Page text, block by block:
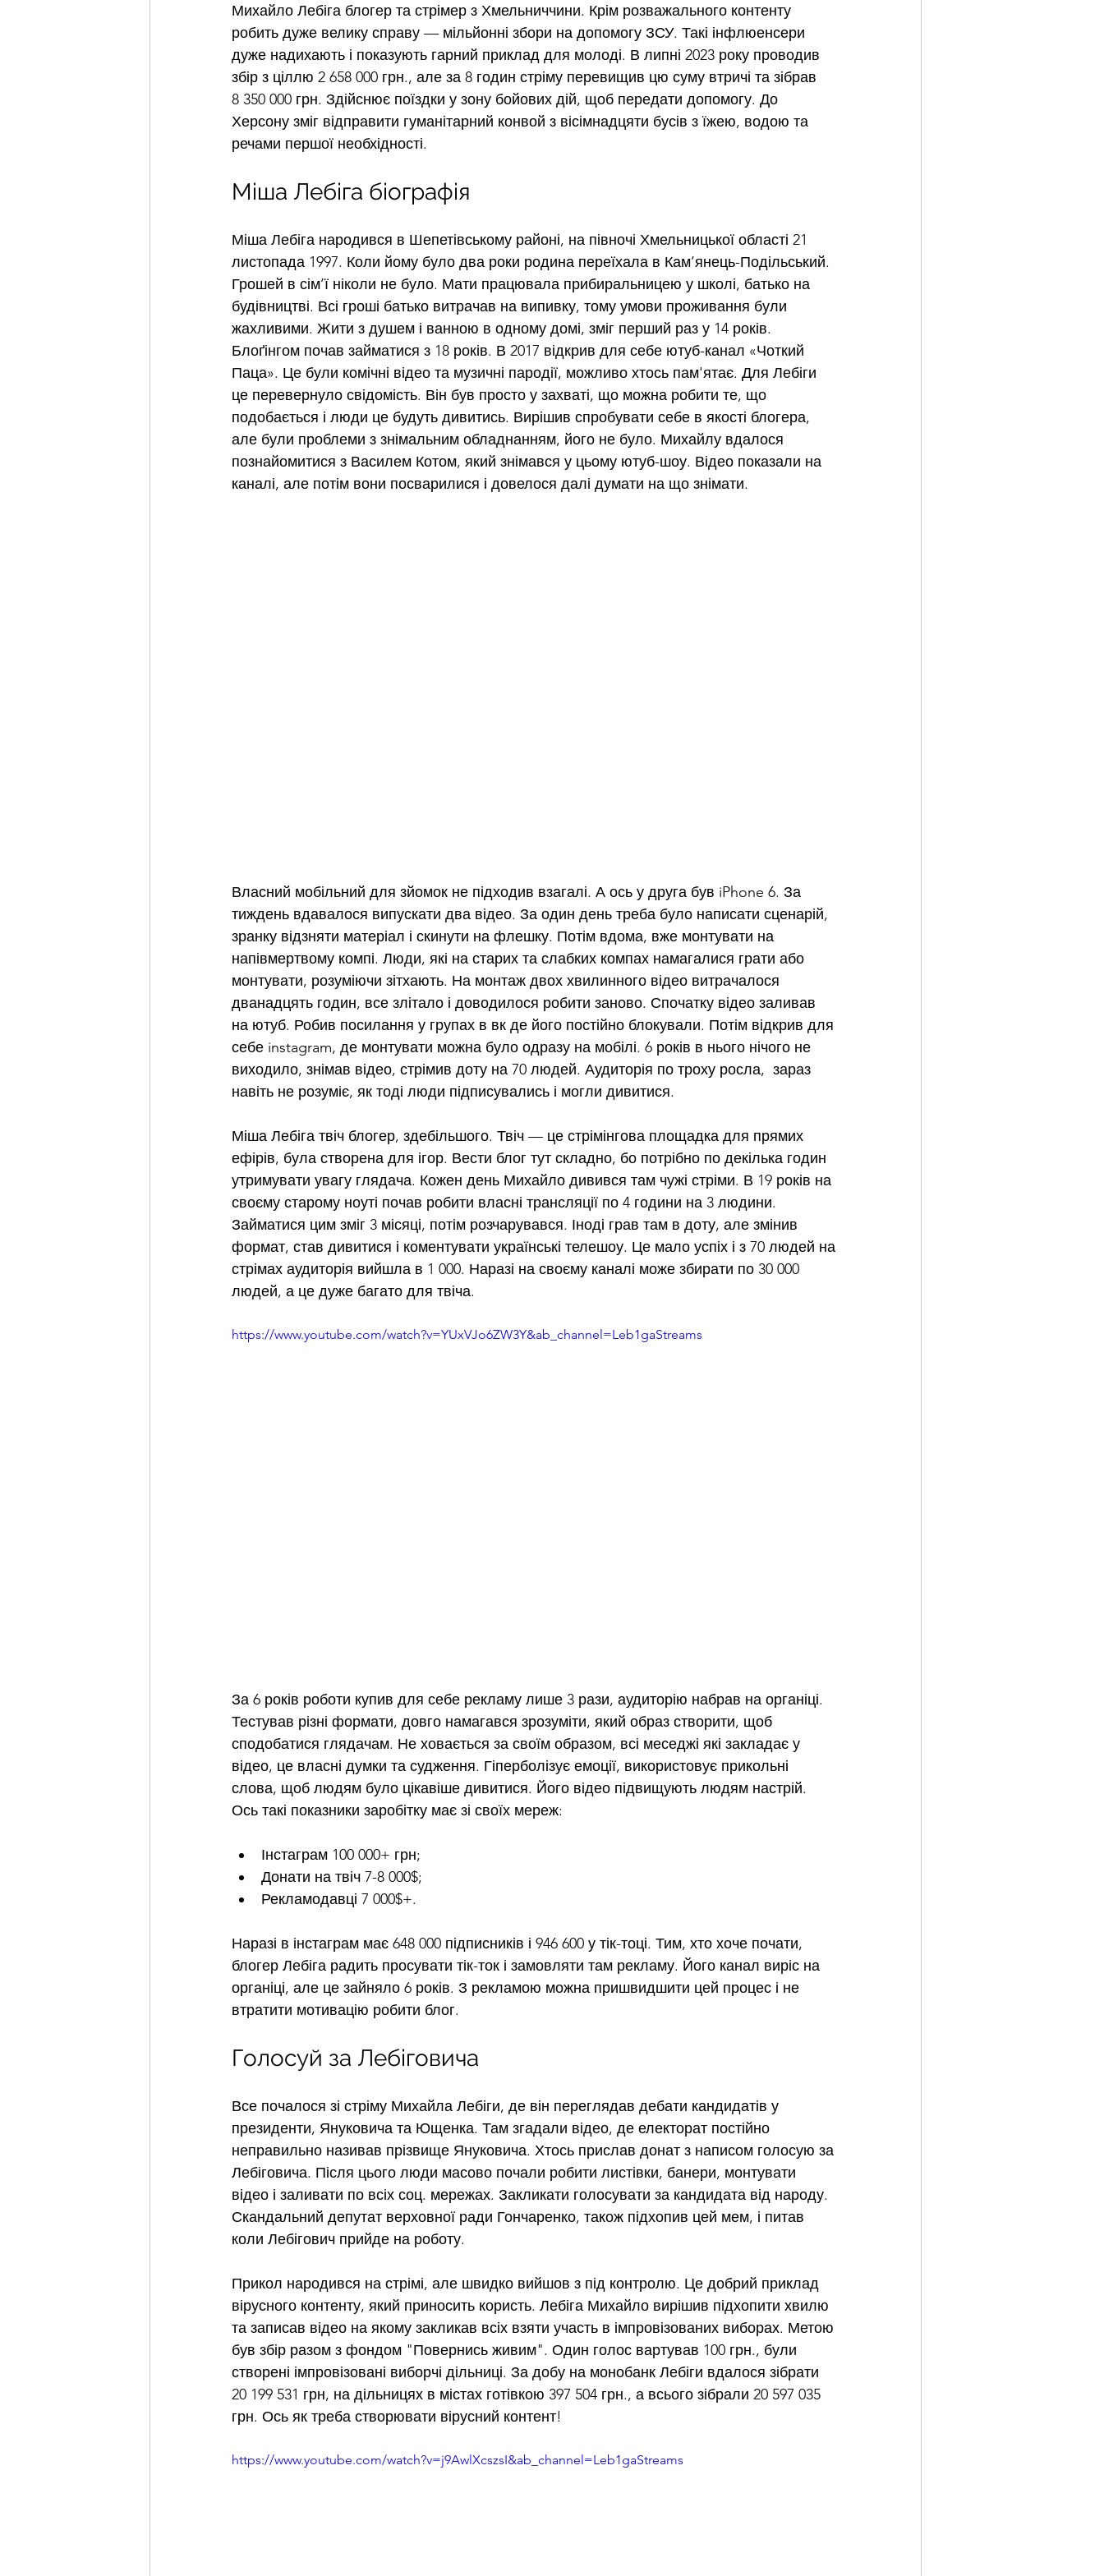
Михайло Лебіга блогер та стрімер з Хмельниччини. Крім розважального контенту
робить дуже велику справу — мільйонні збори на допомогу ЗСУ. Такі інфлюенсери
дуже надихають і показують гарний приклад для молоді. В липні 2023 року проводив
збір з ціллю 2 658 000 грн., але за 8 годин стріму перевищив цю суму втричі та зібрав
8 350 000 грн. Здійснює поїздки у зону бойових дій, щоб передати допомогу. До
Херсону зміг відправити гуманітарний конвой з вісімнадцяти бусів з їжею, водою та
речами першої необхідності.
Міша Лебіга біографія
Міша Лебіга народився в Шепетівському районі, на півночі Хмельницької області 21
листопада 1997. Коли йому було два роки родина переїхала в Кам’янець-Подільський.
Грошей в сім’ї ніколи не було. Мати працювала прибиральницею у школі, батько на
будівництві. Всі гроші батько витрачав на випивку, тому умови проживання були
жахливими. Жити з душем і ванною в одному домі, зміг перший раз у 14 років.
Блоґінгом почав займатися з 18 років. В 2017 відкрив для себе ютуб-канал «Чоткий
Паца». Це були комічні відео та музичні пародії, можливо хтось пам'ятає. Для Лебіги
це перевернуло свідомість. Він був просто у захваті, що можна робити те, що
подобається і люди це будуть дивитись. Вирішив спробувати себе в якості блогера,
але були проблеми з знімальним обладнанням, його не було. Михайлу вдалося
познайомитися з Василем Котом, який знімався у цьому ютуб-шоу. Відео показали на
каналі, але потім вони посварилися і довелося далі думати на що знімати.
Власний мобільний для зйомок не підходив взагалі. А ось у друга був iPhone 6. За
тиждень вдавалося випускати два відео. За один день треба було написати сценарій,
зранку відзняти матеріал і скинути на флешку. Потім вдома, вже монтувати на
напівмертвому компі. Люди, які на старих та слабких компах намагалися грати або
монтувати, розуміючи зітхають. На монтаж двох хвилинного відео витрачалося
дванадцять годин, все злітало і доводилося робити заново. Спочатку відео заливав
на ютуб. Робив посилання у групах в вк де його постійно блокували. Потім відкрив для
себе instagram, де монтувати можна було одразу на мобілі. 6 років в нього нічого не
виходило, знімав відео, стрімив доту на 70 людей. Аудиторія по троху росла,  зараз
навіть не розуміє, як тоді люди підписувались і могли дивитися.
Міша Лебіга твіч блогер, здебільшого. Твіч — це стрімінгова площадка для прямих
ефірів, була створена для ігор. Вести блог тут складно, бо потрібно по декілька годин
утримувати увагу глядача. Кожен день Михайло дивився там чужі стріми. В 19 років на
своєму старому ноуті почав робити власні трансляції по 4 години на 3 людини.
Займатися цим зміг 3 місяці, потім розчарувався. Іноді грав там в доту, але змінив
формат, став дивитися і коментувати українські телешоу. Це мало успіх і з 70 людей на
стрімах аудиторія вийшла в 1 000. Наразі на своєму каналі може збирати по 30 000
людей, а це дуже багато для твіча.
https://www.youtube.com/watch?v=YUxVJo6ZW3Y&ab_channel=Leb1gaStreams
За 6 років роботи купив для себе рекламу лише 3 рази, аудиторію набрав на органіці.
Тестував різні формати, довго намагався зрозуміти, який образ створити, щоб
сподобатися глядачам. Не ховається за своїм образом, всі меседжі які закладає у
відео, це власні думки та судження. Гіперболізує емоції, використовує прикольні
слова, щоб людям було цікавіше дивитися. Його відео підвищують людям настрій.
Ось такі показники заробітку має зі своїх мереж:
Інстаграм 100 000+ грн;
Донати на твіч 7-8 000$;
Рекламодавці 7 000$+.
Наразі в інстаграм має 648 000 підписників і 946 600 у тік-тоці. Тим, хто хоче почати,
блогер Лебіга радить просувати тік-ток і замовляти там рекламу. Його канал виріс на
органіці, але це зайняло 6 років. З рекламою можна пришвидшити цей процес і не
втратити мотивацію робити блог.
Голосуй за Лебіговича
Все почалося зі стріму Михайла Лебіги, де він переглядав дебати кандидатів у
президенти, Януковича та Ющенка. Там згадали відео, де електорат постійно
неправильно називав прізвище Януковича. Хтось прислав донат з написом голосую за
Лебіговича. Після цього люди масово почали робити листівки, банери, монтувати
відео і заливати по всіх соц. мережах. Закликати голосувати за кандидата від народу.
Скандальний депутат верховної ради Гончаренко, також підхопив цей мем, і питав
коли Лебігович прийде на роботу.
Прикол народився на стрімі, але швидко вийшов з під контролю. Це добрий приклад
вірусного контенту, який приносить користь. Лебіга Михайло вирішив підхопити хвилю
та записав відео на якому закликав всіх взяти участь в імпровізованих виборах. Метою
був збір разом з фондом "Повернись живим". Один голос вартував 100 грн., були
створені імпровізовані виборчі дільниці. За добу на монобанк Лебіги вдалося зібрати
20 199 531 грн, на дільницях в містах готівкою 397 504 грн., а всього зібрали 20 597 035
грн. Ось як треба створювати вірусний контент!
https://www.youtube.com/watch?v=j9AwlXcszsI&ab_channel=Leb1gaStreams